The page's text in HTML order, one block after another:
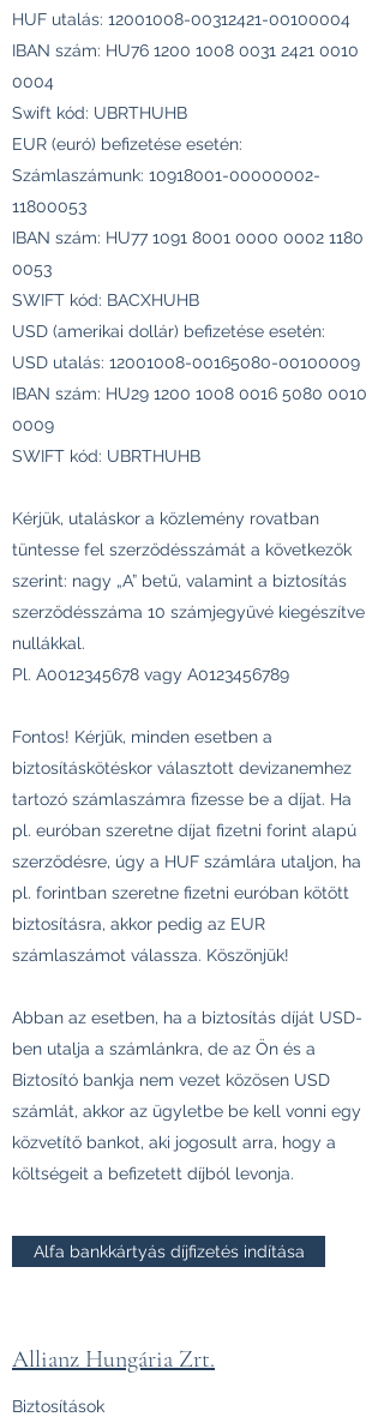
HUF utalás: 12001008-00312421-00100004
IBAN szám: HU76 1200 1008 0031 2421 0010
0004
Swift kód: UBRTHUHB
EUR (euró) befizetése esetén:
Számlaszámunk: 10918001-00000002-
11800053
IBAN szám: HU77 1091 8001 0000 0002 1180
0053
SWIFT kód: BACXHUHB
USD (amerikai dollár) befizetése esetén:
USD utalás: 12001008-00165080-00100009
IBAN szám: HU29 1200 1008 0016 5080 0010
0009
SWIFT kód: UBRTHUHB
Kérjük, utaláskor a közlemény rovatban
tüntesse fel szerződésszámát a következők
szerint: nagy „A” betű, valamint a biztosítás
szerződésszáma 10 számjegyűvé kiegészítve
nullákkal.
Pl. A0012345678 vagy A0123456789
Fontos! Kérjük, minden esetben a
biztosításkötéskor választott devizanemhez
tartozó számlaszámra fizesse be a díjat. Ha
pl. euróban szeretne díjat fizetni forint alapú
szerződésre, úgy a HUF számlára utaljon, ha
pl. forintban szeretne fizetni euróban kötött
biztosításra, akkor pedig az EUR
számlaszámot válassza. Köszönjük!
Abban az esetben, ha a biztosítás díját USD-
ben utalja a számlánkra, de az Ön és a
Biztosító bankja nem vezet közösen USD
számlát, akkor az ügyletbe be kell vonni egy
közvetítő bankot, aki jogosult arra, hogy a
költségeit a befizetett díjból levonja.
Alfa bankkártyás díjfizetés indítása
Allianz Hungária Zrt.
Biztosítások